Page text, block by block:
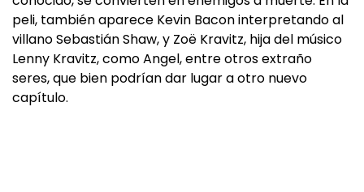
peli, también aparece Kevin Bacon interpretando al
villano Sebastián Shaw, y Zoë Kravitz, hija del músico
Lenny Kravitz, como Angel, entre otros extraño
seres, que bien podrían dar lugar a otro nuevo
capítulo.